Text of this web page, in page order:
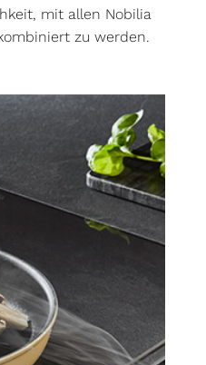
mit allen Nobilia
zu werden.